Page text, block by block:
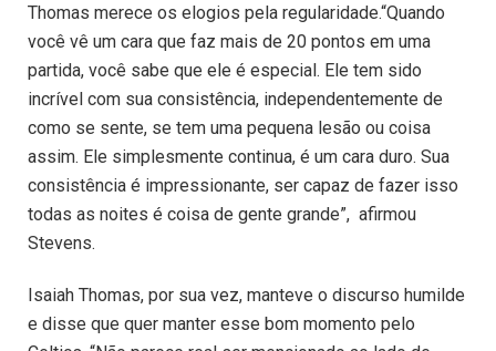
Thomas merece os elogios pela regularidade.“Quando
você vê um cara que faz mais de 20 pontos em uma
partida, você sabe que ele é especial. Ele tem sido
incrível com sua consistência, independentemente de
como se sente, se tem uma pequena lesão ou coisa
assim. Ele simplesmente continua, é um cara duro. Sua
consistência é impressionante, ser capaz de fazer isso
todas as noites é coisa de gente grande”, afirmou
Stevens.
Isaiah Thomas, por sua vez, manteve o discurso humilde
e disse que quer manter esse bom momento pelo